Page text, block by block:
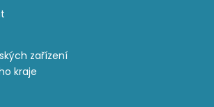
zařízení
kraje